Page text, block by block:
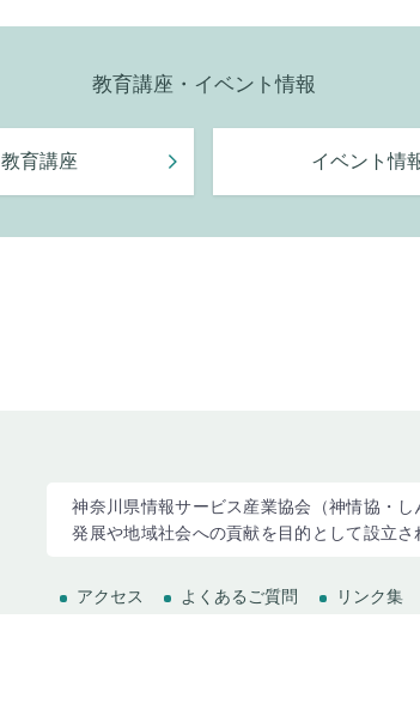
教育講座・イベント情報
教育講座 イベント情
神奈川県情報サービス産業協会（神情協・
発展や地域社会への貢献を目的として設立さ
アクセス よくあるご質問 リンク集